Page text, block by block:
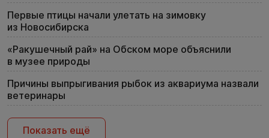
Первые птицы начали улетать на зимовку
из Новосибирска
«Ракушечный рай» на Обском море объяснили
в музее природы
Причины выпрыгивания рыбок из аквариума назвали
ветеринары
Показать ещё